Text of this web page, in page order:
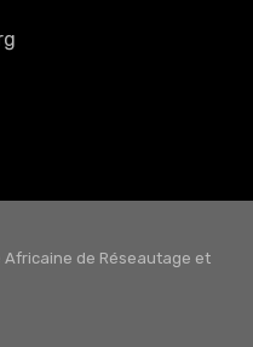
Africaine de Réseautage et